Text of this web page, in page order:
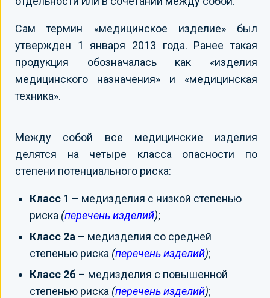
Сам термин «медицинское изделие» был
утвержден 1 января 2013 года. Ранее такая
продукция обозначалась как «изделия
медицинского назначения» и «медицинская
техника».
Между собой все медицинские изделия
делятся на четыре класса опасности по
степени потенциального риска:
Класс 1 – медизделия с низкой степенью
риска (перечень изделий);
Класс 2а – медизделия со средней
степенью риска (перечень изделий);
Класс 2б – медизделия с повышенной
степенью риска (перечень изделий);